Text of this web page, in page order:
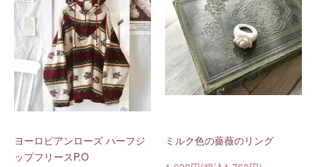
ヨーロピアンローズ ハーフジ
ップフリースP.O
ミルク色の薔薇のリング